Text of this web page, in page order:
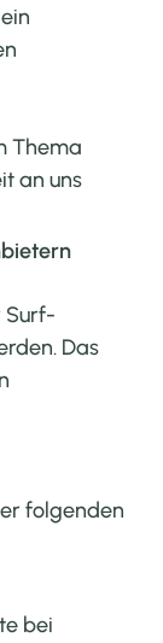
Thema
an uns
Surf-
Das
folgenden
bei